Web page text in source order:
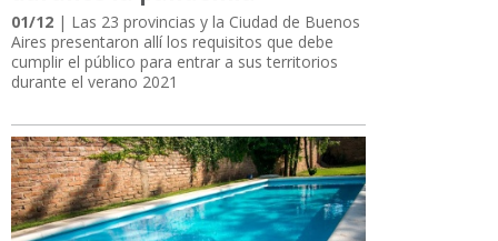
01/12 | Las 23 provincias y la Ciudad de Buenos
Aires presentaron allí los requisitos que debe
cumplir el público para entrar a sus territorios
durante el verano 2021